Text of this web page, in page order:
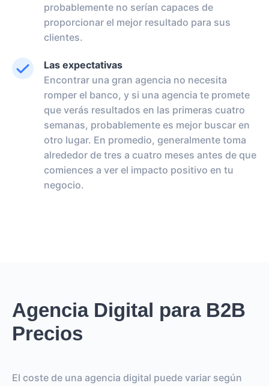
probablemente no serían capaces de
proporcionar el mejor resultado para sus
clientes.
Las expectativas
Encontrar una gran agencia no necesita
romper el banco, y si una agencia te promete
que verás resultados en las primeras cuatro
semanas, probablemente es mejor buscar en
otro lugar. En promedio, generalmente toma
alrededor de tres a cuatro meses antes de que
comiences a ver el impacto positivo en tu
negocio.
Agencia Digital para B2B
Precios
El coste de una agencia digital puede variar según